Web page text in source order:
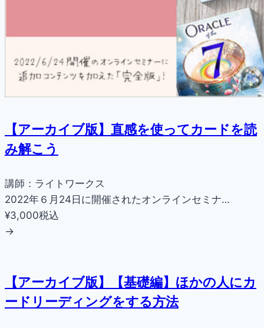
【アーカイブ版】直感を使ってカードを読
み解こう
講師：ライトワークス
2022年６月24日に開催されたオンラインセミナ…
¥3,000税込
→
【アーカイブ版】【基礎編】ほかの人にカ
ードリーディングをする方法